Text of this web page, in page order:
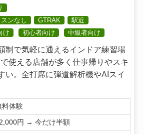
スンなし GTRAK
駅近
け 初心者向け 中級者向け
制で気軽に通えるインドア練習場
使える店舗が多く仕事帰りやスキ
い。全打席に弾道解析機やAIスイ
料体験
円 → 今だけ半額